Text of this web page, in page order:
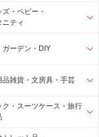
ズ・ベビー・
ニティ
ガーデン・DIY
品雑貨・文房具・手芸
ク・スーツケース・旅行